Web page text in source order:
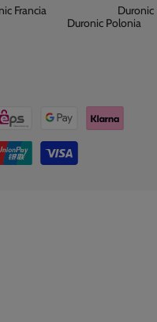
Francia
Duronic
Italia Duronic Polonia